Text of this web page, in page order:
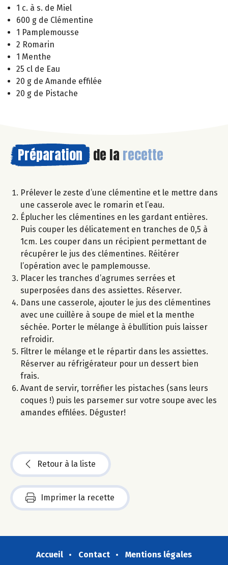
1 c. à s. de Miel
600 g de Clémentine
1 Pamplemousse
2 Romarin
1 Menthe
25 cl de Eau
20 g de Amande effilée
20 g de Pistache
Préparation de la recette
Prélever le zeste d’une clémentine et le mettre dans
une casserole avec le romarin et l’eau.
Éplucher les clémentines en les gardant entières.
Puis couper les délicatement en tranches de 0,5 à
1cm. Les couper dans un récipient permettant de
récupérer le jus des clémentines. Réitérer
l’opération avec le pamplemousse.
Placer les tranches d’agrumes serrées et
superposées dans des assiettes. Réserver.
Dans une casserole, ajouter le jus des clémentines
avec une cuillère à soupe de miel et la menthe
séchée. Porter le mélange à ébullition puis laisser
refroidir.
Filtrer le mélange et le répartir dans les assiettes.
Réserver au réfrigérateur pour un dessert bien
frais.
Avant de servir, torréfier les pistaches (sans leurs
coques !) puis les parsemer sur votre soupe avec les
amandes effilées. Déguster!
Retour à la liste
Imprimer la recette
Accueil Contact
Mentions légales